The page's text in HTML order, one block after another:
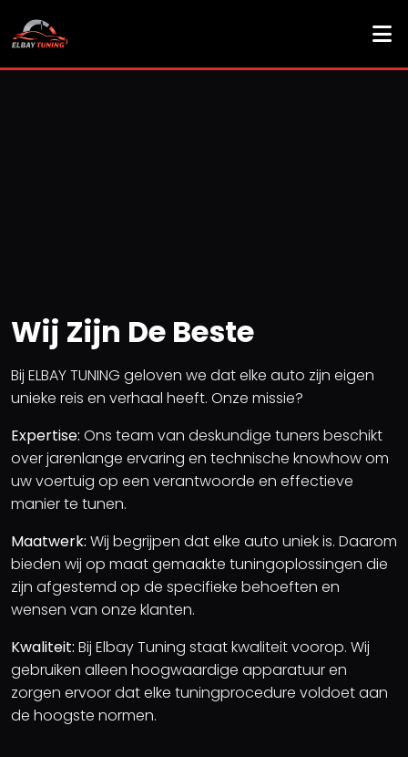
CONTACT
Wij Zijn De Beste
Bij ELBAY TUNING geloven we dat elke auto zijn eigen
unieke reis en verhaal heeft. Onze missie?
Expertise: Ons team van deskundige tuners beschikt
over jarenlange ervaring en technische knowhow om
uw voertuig op een verantwoorde en effectieve
manier te tunen.
Maatwerk: Wij begrijpen dat elke auto uniek is. Daarom
bieden wij op maat gemaakte tuningoplossingen die
zijn afgestemd op de specifieke behoeften en
wensen van onze klanten.
Kwaliteit: Bij Elbay Tuning staat kwaliteit voorop. Wij
gebruiken alleen hoogwaardige apparatuur en
zorgen ervoor dat elke tuningprocedure voldoet aan
de hoogste normen.